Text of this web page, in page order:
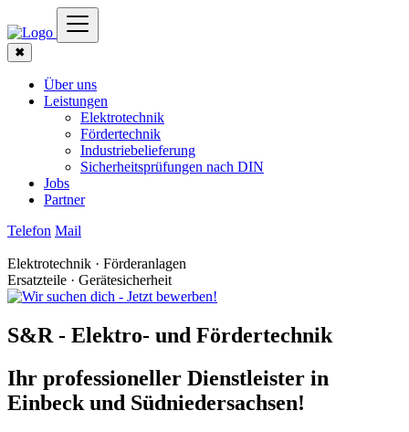
✖
Über uns
Leistungen
Elektrotechnik
Fördertechnik
Industriebelieferung
Sicherheitsprüfungen nach DIN
Jobs
Partner
Telefon Mail
Elektrotechnik · Förderanlagen
Ersatzteile · Gerätesicherheit
S&R - Elektro- und Fördertechnik
Ihr professioneller Dienstleister in
Einbeck und Südniedersachsen!